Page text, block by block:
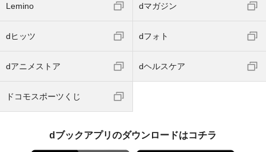
Lemino dマガジン
dヒッツ dフォト
dアニメストア dヘルスケア
ドコモスポーツくじ
dブックアプリのダウンロードはコチラ